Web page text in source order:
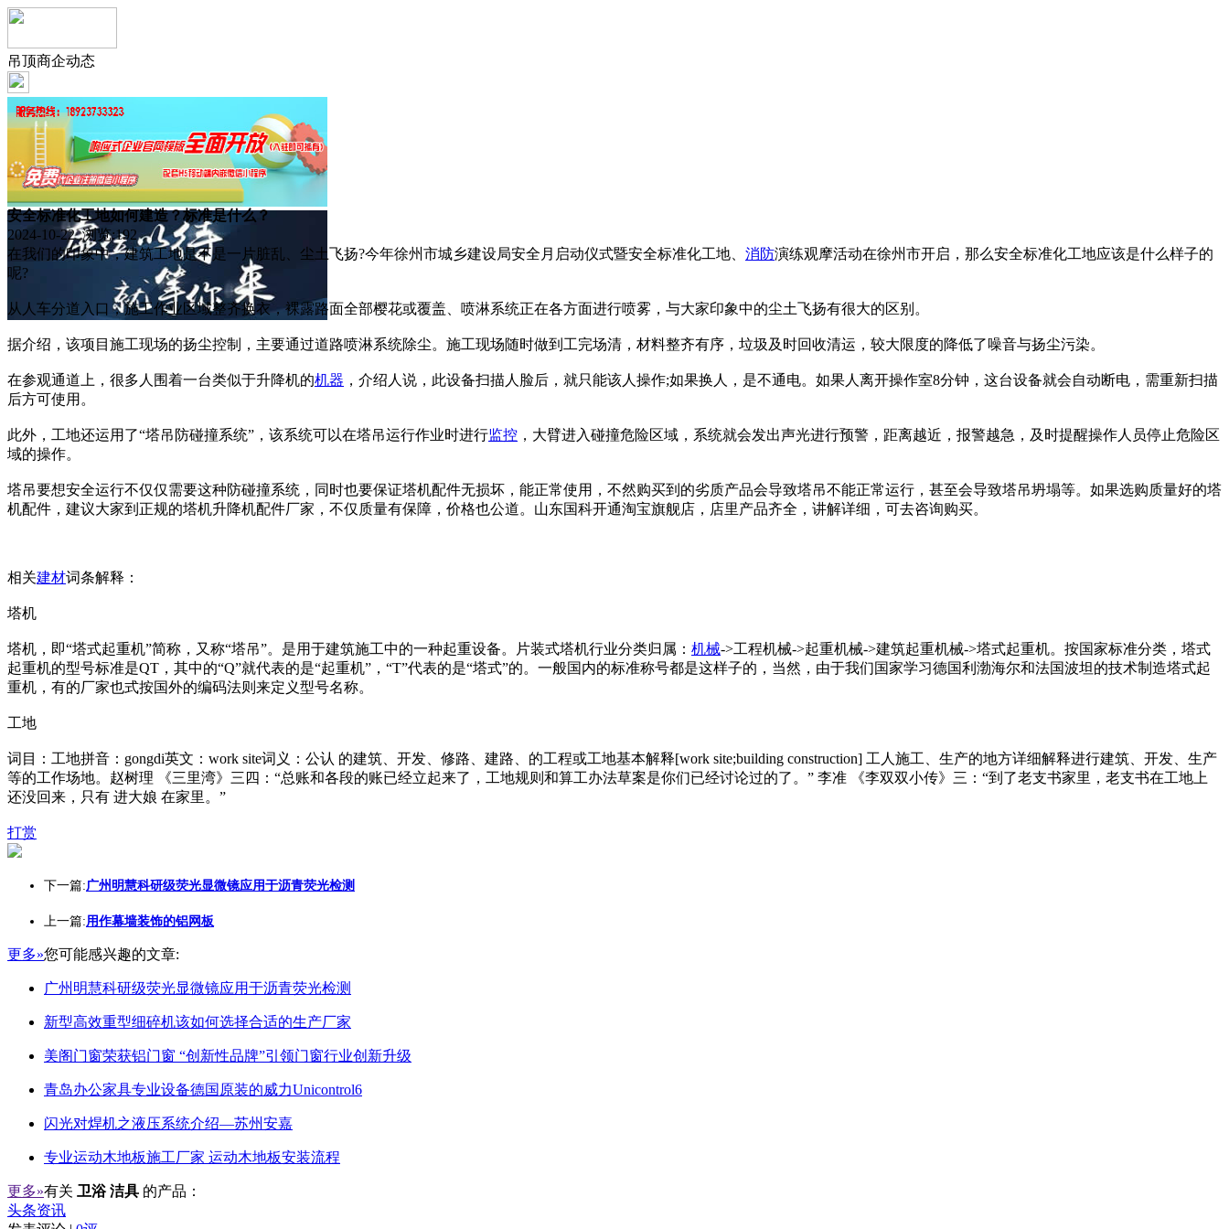
吊顶商企动态
安全标准化工地如何建造？标准是什么？
2024-10-22 浏览:192
在我们的印象中，建筑工地是不是一片脏乱、尘土飞扬?今年徐州市城乡建设局安全月启动仪式暨安全标准化工地、 消防演练观摩活动在徐州市开启，那么安全标准化工地应该是什么样子的
呢?
从人车分道入口，施工作业区域整齐换衣，裸露路面全部樱花或覆盖、喷淋系统正在各方面进行喷雾，与大家印象中的尘土飞扬有很大的区别。
据介绍，该项目施工现场的扬尘控制，主要通过道路喷淋系统除尘。施工现场随时做到工完场清，材料整齐有序，垃圾及时回收清运，较大限度的降低了噪音与扬尘污染。
在参观通道上，很多人围着一台类似于升降机的机器 ，介绍人说，此设备扫描人脸后，就只能该人操作;如果换人，是不通电。如果人离开操作室8分钟，这台设备就会自动断电，需重新扫描
后方可使用。
此外，工地还运用了“塔吊防碰撞系统”，该系统可以在塔吊运行作业时进行监控 ，大臂进入碰撞危险区域，系统就会发出声光进行预警，距离越近，报警越急，及时提醒操作人员停止危险区
域的操作。
塔吊要想安全运行不仅仅需要这种防碰撞系统，同时也要保证塔机配件无损坏，能正常使用，不然购买到的劣质产品会导致塔吊不能正常运行，甚至会导致塔吊坍塌等。如果选购质量好的塔
机配件，建议大家到正规的塔机升降机配件厂家，不仅质量有保障，价格也公道。山东国科开通淘宝旗舰店，店里产品齐全，讲解详细，可去咨询购买。
相关建材词条解释：
塔机
塔机，即“塔式起重机”简称，又称“塔吊”。是用于建筑施工中的一种起重设备。片装式塔机行业分类归属： 机械->工程机械->起重机械->建筑起重机械->塔式起重机。按国家标准分类，塔式
起重机的型号标准是QT，其中的“Q”就代表的是“起重机”，“T”代表的是“塔式”的。一般国内的标准称号都是这样子的，当然，由于我们国家学习德国利渤海尔和法国波坦的技术制造塔式起
重机，有的厂家也式按国外的编码法则来定义型号名称。
工地
词目：工地拼音：gongdi英文：work site词义：公认 的建筑、开发、修路、建路、的工程或工地基本解释[work site;building construction] 工人施工、生产的地方详细解释进行建筑、开发、生产
等的工作场地。赵树理 《三里湾》三四：“总账和各段的账已经立起来了，工地规则和算工办法草案是你们已经讨论过的了。” 李准 《李双双小传》三：“到了老支书家里，老支书在工地上
还没回来，只有 进大娘 在家里。”
打赏
下一篇:广州明慧科研级荧光显微镜应用于沥青荧光检测
上一篇:用作幕墙装饰的铝网板
更多»您可能感兴趣的文章:
广州明慧科研级荧光显微镜应用于沥青荧光检测
新型高效重型细碎机该如何选择合适的生产厂家
美阁门窗荣获铝门窗 “创新性品牌”引领门窗行业创新升级
青岛办公家具专业设备德国原装的威力Unicontrol6
闪光对焊机之液压系统介绍—苏州安嘉
专业运动木地板施工厂家 运动木地板安装流程
更多»有关 卫浴 洁具 的产品：
头条资讯